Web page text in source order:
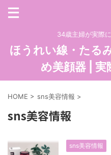
34歳主婦が実際
ほうれい線・たる
め美顔器 | 実
HOME > sns美容情報 >
sns美容情報
sns美容情報